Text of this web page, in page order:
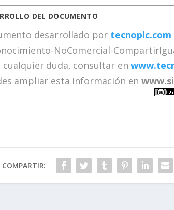
DEL DOCUMENTO
desarrollado por tecnoplc.com
NoComercial-
cualquier duda, consultar en
ampliar esta información en
COMPARTIR: